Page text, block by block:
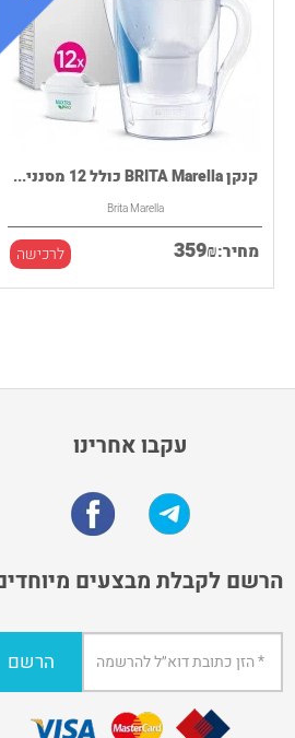
קנקן BRITA Marella כולל 12 מסנני...
Brita Marella
מחיר: 359₪ לרכישה
עקבו אחרינו
הרשם לקבלת מבצעים
הרשם